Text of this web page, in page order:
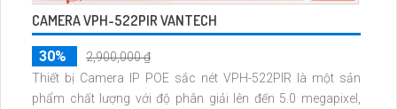
CAMERA VPH-522PIR VANTECH
30%
2,900,000 ₫
Thiết bị Camera IP POE sắc nét VPH-522PIR là một sản
phẩm chất lượng với độ phân giải lên đến 5.0 megapixel,